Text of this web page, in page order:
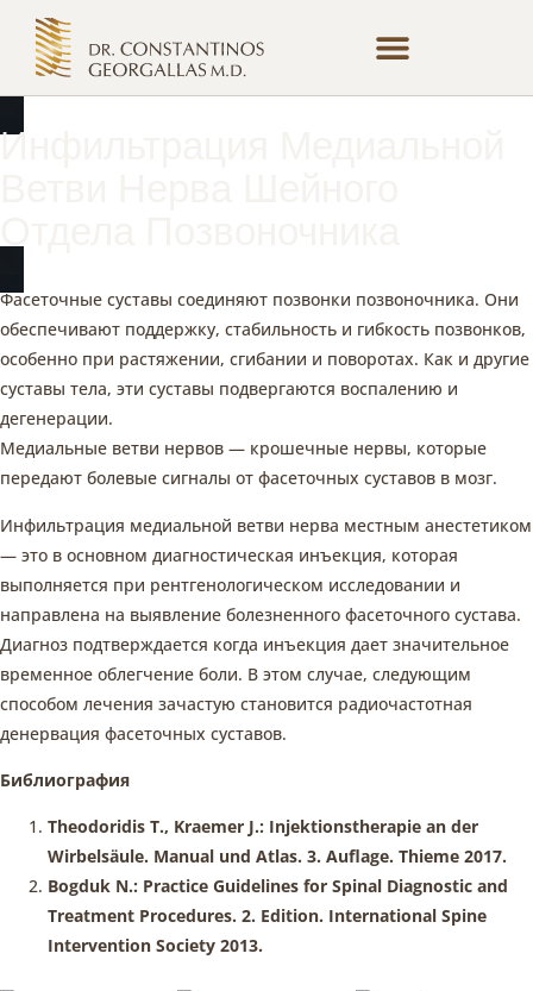
Инфильтрация Медиальной
Фасеточные суставы соединяют позвонки позвоночника. Они
обеспечивают поддержку, стабильность и гибкость позвонков,
особенно при растяжении, сгибании и поворотах. Как и другие
суставы тела, эти суставы подвергаются воспалению и
дегенерации.
Медиальные ветви нервов — крошечные нервы, которые
передают болевые сигналы от фасеточных суставов в мозг.
Инфильтрация медиальной ветви нерва местным анестетиком
— это в основном диагностическая инъекция, которая
выполняется при рентгенологическом исследовании и
направлена на выявление болезненного фасеточного сустава.
Диагноз подтверждается когда инъекция дает значительное
временное облегчение боли. В этом случае, следующим
способом лечения зачастую становится радиочастотная
денервация фасеточных суставов.
Библиография
Theodoridis T., Kraemer J.: Injektionstherapie an der
Wirbelsäule. Manual und Atlas. 3. Auflage. Thieme 2017.
Bogduk N.: Practice Guidelines for Spinal Diagnostic and
Treatment Procedures. 2. Edition. International Spine
Intervention Society 2013.